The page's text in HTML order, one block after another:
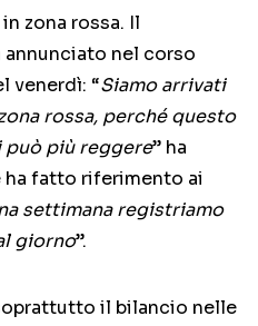
zona rossa. Il
annunciato nel corso
venerdì: “Siamo arrivati
rossa, perché questo
più reggere” ha
fatto riferimento ai
settimana registriamo
giorno”.
il bilancio nelle